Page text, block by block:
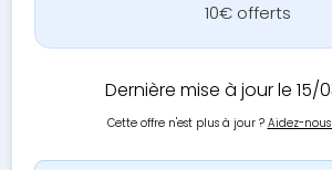
10€ offerts
Dernière mise à jour le 15/
Cette offre n'est plus à jour ? Aidez-